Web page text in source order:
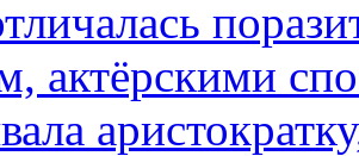
актёрскими